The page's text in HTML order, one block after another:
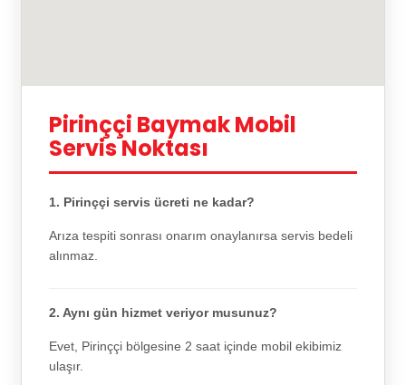
Pirinççi Baymak Mobil
Servis Noktası
1. Pirinççi servis ücreti ne kadar?
Arıza tespiti sonrası onarım onaylanırsa servis bedeli
alınmaz.
2. Aynı gün hizmet veriyor musunuz?
Evet, Pirinççi bölgesine 2 saat içinde mobil ekibimiz
ulaşır.